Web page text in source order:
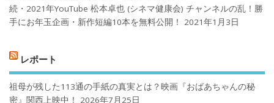
続・2021年YouTube 松本卓也 (シネマ健康会) チャンネルの乱！勝
手にお年玉企画・新作短編10本を無料公開！
2021年1月3日
レポート
祖母が残した113通の手紙の真実とは？映画『おばあちゃんの秘
密』関西上映中！
2026年7月25日